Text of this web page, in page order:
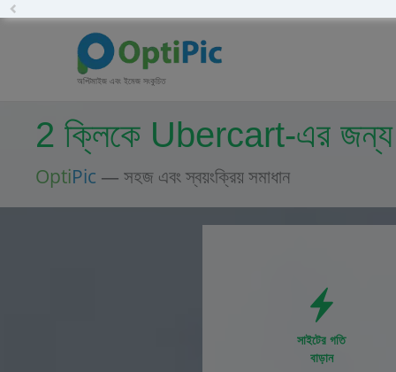
অপ্টিমাইজ এবং ইমেজ সংকুচিত
2 ক্লিকে Ubercart-এর জন্য
OptiPic — সহজ এবং স্বয়ংক্রিয় সমাধান
সাইটের গতি
বাড়ান